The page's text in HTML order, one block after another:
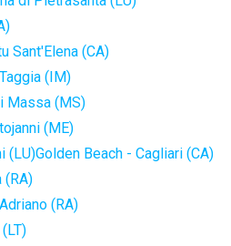
Sant'Elena (CA)
(IM)
Massa (MS)
(ME)
(LU)Golden Beach - Cagliari (CA)
(RA)
(RA)